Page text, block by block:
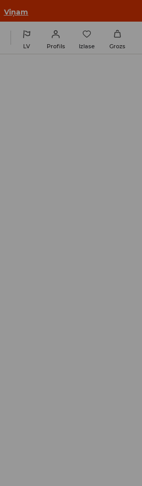
Viņam
LV Profils Izlase Grozs